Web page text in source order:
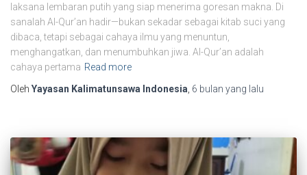
laksana lembaran putih yang siap menerima goresan makna. Di
sanalah Al-Qur’an hadir—bukan sekadar sebagai kitab suci yang
dibaca, tetapi sebagai cahaya ilmu yang menuntun,
menghangatkan, dan menumbuhkan jiwa. Al-Qur’an adalah
cahaya pertama Read more
Oleh Yayasan Kalimatunsawa Indonesia 6 bulan yang lalu